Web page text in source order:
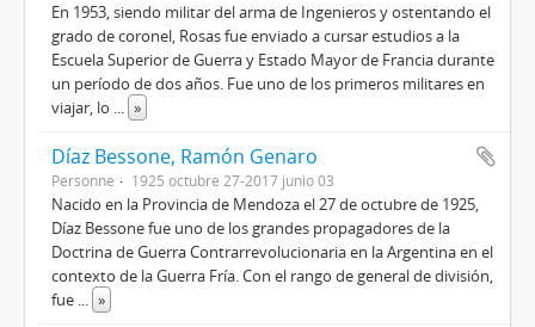
En 1953, siendo militar del arma de Ingenieros y ostentando el
grado de coronel, Rosas fue enviado a cursar estudios a la
Escuela Superior de Guerra y Estado Mayor de Francia durante
un período de dos años. Fue uno de los primeros militares en
viajar, lo ... »
Díaz Bessone, Ramón Genaro
Personne 1925 octubre 27-2017 junio 03
Nacido en la Provincia de Mendoza el 27 de octubre de 1925,
Díaz Bessone fue uno de los grandes propagadores de la
Doctrina de Guerra Contrarrevolucionaria en la Argentina en el
contexto de la Guerra Fría. Con el rango de general de división,
fue ... »